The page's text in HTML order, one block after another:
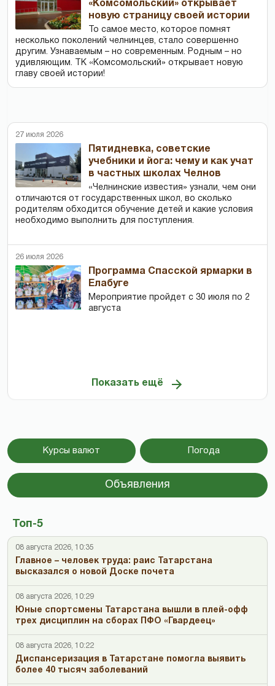
«Комсомольский» открывает
новую страницу своей истории
То самое место, которое помнят
несколько поколений челнинцев, стало совершенно
другим. Узнаваемым – но современным. Родным – но
удивляющим. ТК «Комсомольский» открывает новую
главу своей истории!
27 июля 2026
Пятидневка, советские
учебники и йога: чему и как учат
в частных школах Челнов
«Челнинские известия» узнали, чем они
отличаются от государственных школ, во сколько
родителям обходится обучение детей и какие условия
необходимо выполнить для поступления.
26 июля 2026
Программа Спасской ярмарки в
Елабуге
Мероприятие пройдет с 30 июля по 2
августа
Показать ещё
Курсы валют Погода
Объявления
Топ-5
08 августа 2026, 10:35
Главное – человек труда: раис Татарстана
высказался о новой Доске почета
08 августа 2026, 10:29
Юные спортсмены Татарстана вышли в плей-офф
трех дисциплин на сборах ПФО «Гвардеец»
08 августа 2026, 10:22
Диспансеризация в Татарстане помогла выявить
более 40 тысяч заболеваний